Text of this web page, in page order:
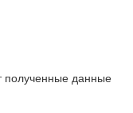
полученные данные